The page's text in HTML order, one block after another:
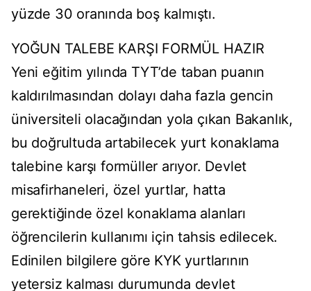
yüzde 30 oranında boş kalmıştı.
YOĞUN TALEBE KARŞI FORMÜL HAZIR
Yeni eğitim yılında TYT’de taban puanın
kaldırılmasından dolayı daha fazla gencin
üniversiteli olacağından yola çıkan Bakanlık,
bu doğrultuda artabilecek yurt konaklama
talebine karşı formüller arıyor. Devlet
misafirhaneleri, özel yurtlar, hatta
gerektiğinde özel konaklama alanları
öğrencilerin kullanımı için tahsis edilecek.
Edinilen bilgilere göre KYK yurtlarının
yetersiz kalması durumunda devlet